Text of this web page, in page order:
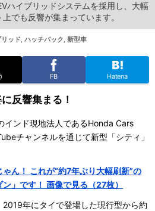
ハイブリッドシステムを採用し、大幅
でも反響が集まっています。
ッド, ハッチバック, 新型車
FB Hatena
反響集まる！
ンド現地法人であるHonda Cars
チャンネルを通じて新型「シティ」
ゃん！ これが“約7年ぶり大幅刷新”の
」です！ 画像で見る（27枚）
年にタイで登場した現行型から約